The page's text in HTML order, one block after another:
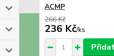
ACMP
266 Kč
236 Kč/ks